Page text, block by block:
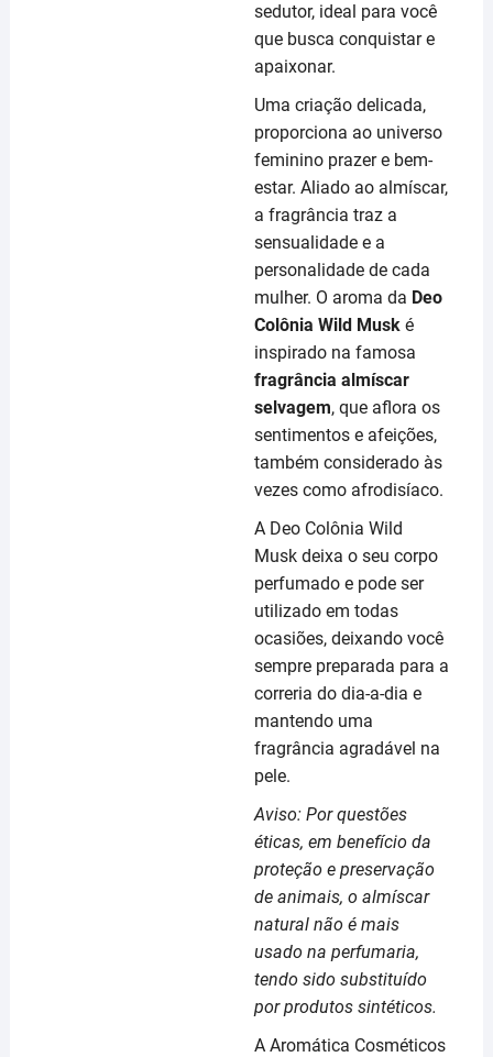
sedutor, ideal para você
que busca conquistar e
apaixonar.
Uma criação delicada,
proporciona ao universo
feminino prazer e bem-
estar. Aliado ao almíscar,
a fragrância traz a
sensualidade e a
personalidade de cada
mulher. O aroma da Deo
Colônia Wild Musk é
inspirado na famosa
fragrância almíscar
selvagem, que aflora os
sentimentos e afeições,
também considerado às
vezes como afrodisíaco.
A Deo Colônia Wild
Musk deixa o seu corpo
perfumado e pode ser
utilizado em todas
ocasiões, deixando você
sempre preparada para a
correria do dia-a-dia e
mantendo uma
fragrância agradável na
pele.
Aviso: Por questões
éticas, em benefício da
proteção e preservação
de animais, o almíscar
natural não é mais
usado na perfumaria,
tendo sido substituído
por produtos sintéticos.
A Aromática Cosméticos